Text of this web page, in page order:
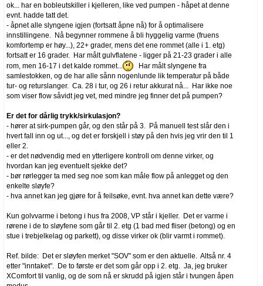
ok... har en bobleutskiller i kjelleren, like ved pumpen - håpet at denne
evnt. hadde tatt det.
- åpnet alle slyngene igjen (fortsatt åpne nå) for å optimalisere
innstillingene. Nå begynner rommene å bli hyggelig varme (fruens
komfortemp er høy...), 22+ grader, mens det ene rommet (alle i 1. etg)
fortsatt er 16 grader. Har målt gulvflatene - ligger på 21-23 grader i alle
rom, men 16-17 i det kalde rommet...
Har målt slyngene fra
samlestokken, og de har alle sånn nogenlunde lik temperatur på både
tur- og returslanger. Ca. 28 i tur, og 26 i retur akkurat nå... Har ikke noe
som viser flow såvidt jeg vet, med mindre jeg finner det på pumpen?
Er det for dårlig trykk/sirkulasjon?
- hører at sirk-pumpen går, og den står på 3. På manuell test slår den i
hvert fall inn og ut..., og det er forskjell i støy på den hvis jeg vrir den til 1
eller 2.
- er det nødvendig med en ytterligere kontroll om denne virker, og
hvordan kan jeg eventuelt sjekke det?
- bør rørlegger ta med seg noe som kan måle flow på anlegget og den
enkelte sløyfe?
- hva annet kan jeg gjøre for å feilsøke, evnt. hva annet kan dette være?
Kun golvvarme i betong i hus fra 2008, VP står i kjeller. Det er varme i
rørene i de to sløyfene som går til 2. etg (1 bad med fliser (betong) og en
stue i trebjelkelag og parkett), og disse virker ok (blir varmt i rommet).
Ref. bilde: Det er sløyfen merket "SOV" som er den aktuelle. Altså nr. 4
etter "inntaket". De to første er det som går opp i 2. etg. Ja, jeg bruker
XComfort til vanlig, og de som nå er skrudd på igjen står i tvungen åpen